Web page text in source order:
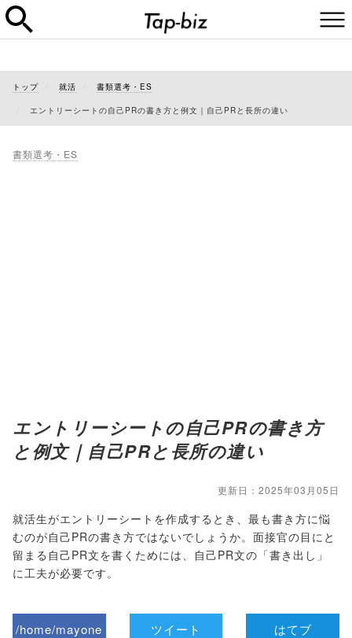
トップ 就活 書類選考・ES
エントリーシートの自己PRの書き方と例文｜自己PRと長所の違い
書類選考・ES
エントリーシートの自己PRの書き方
と例文｜自己PRと長所の違い
更新日：2025年03月05日
就活生がエントリーシートを作成するとき、最も書き方に悩
むのが自己PRの書き方ではないでしょうか。面接官の目にと
留まる自己PR文を書くためには、自己PR文の「書き出し」
に工夫が必要です。
/home/mayone
ツイート はてブ